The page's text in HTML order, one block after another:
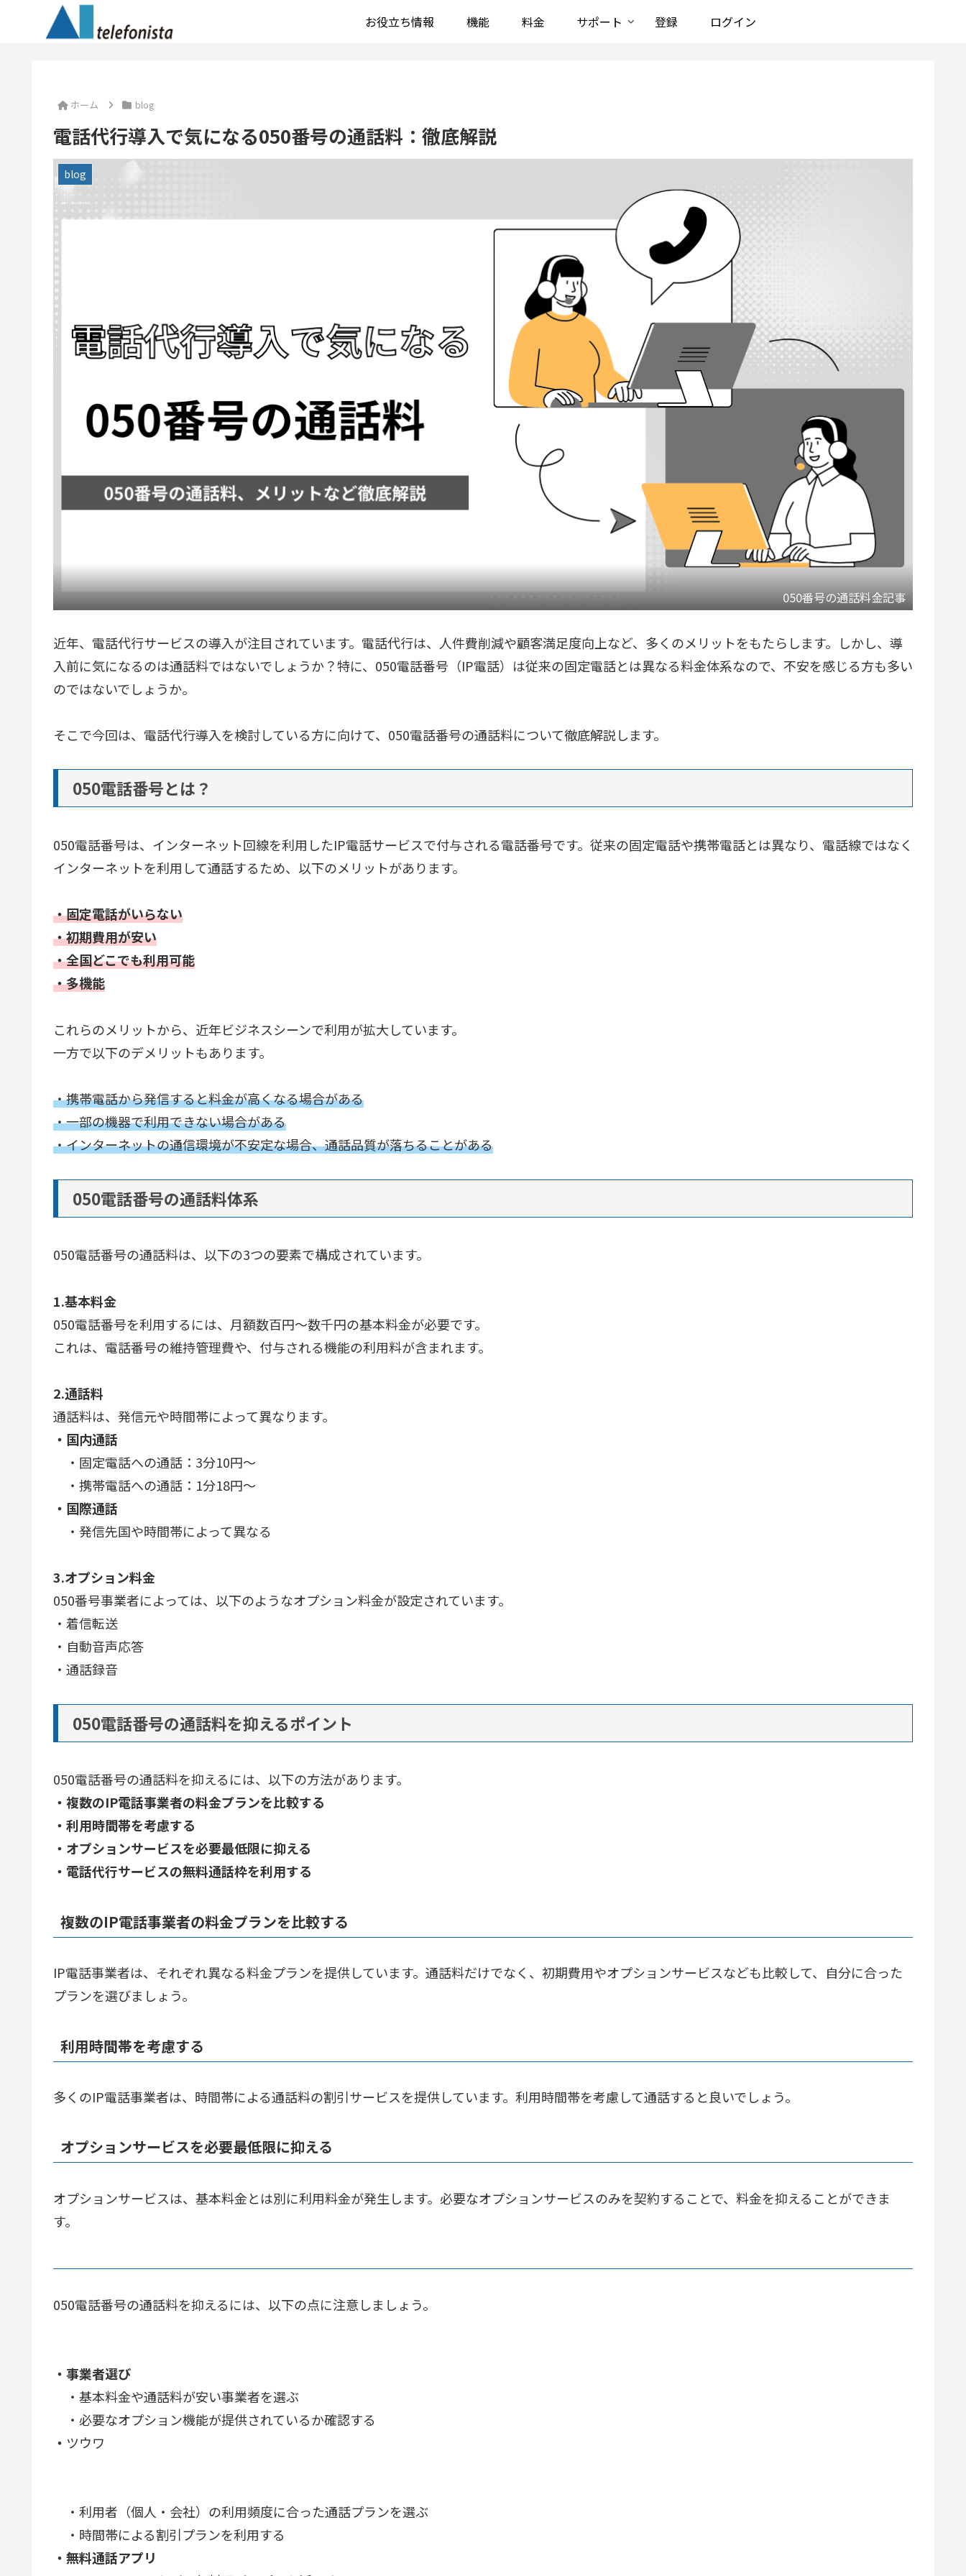
お役立ち情報 機能 料金 サポート 登録 ログイン
ホーム blog
電話代行導入で気になる050番号の通話料：徹底解説
blog
050番号の通話料金記事
近年、電話代行サービスの導入が注目されています。電話代行は、人件費削減や顧客満足度向上など、多くのメリットをもたらします。しかし、導
入前に気になるのは通話料ではないでしょうか？特に、050電話番号（IP電話）は従来の固定電話とは異なる料金体系なので、不安を感じる方も多い
のではないでしょうか。
そこで今回は、電話代行導入を検討している方に向けて、050電話番号の通話料について徹底解説します。
050電話番号とは？
050電話番号は、インターネット回線を利用したIP電話サービスで付与される電話番号です。従来の固定電話や携帯電話とは異なり、電話線ではなく
インターネットを利用して通話するため、以下のメリットがあります。
・固定電話がいらない
・初期費用が安い
・全国どこでも利用可能
・多機能
これらのメリットから、近年ビジネスシーンで利用が拡大しています。
一方で以下のデメリットもあります。
・携帯電話から発信すると料金が高くなる場合がある
・一部の機器で利用できない場合がある
・インターネットの通信環境が不安定な場合、通話品質が落ちることがある
050電話番号の通話料体系
050電話番号の通話料は、以下の3つの要素で構成されています。
1.基本料金
050電話番号を利用するには、月額数百円～数千円の基本料金が必要です。
これは、電話番号の維持管理費や、付与される機能の利用料が含まれます。
2.通話料
通話料は、発信元や時間帯によって異なります。
・国内通話
・固定電話への通話：3分10円～
・携帯電話への通話：1分18円～
・国際通話
・発信先国や時間帯によって異なる
3.オプション料金
050番号事業者によっては、以下のようなオプション料金が設定されています。
・着信転送
・自動音声応答
・通話録音
050電話番号の通話料を抑えるポイント
050電話番号の通話料を抑えるには、以下の方法があります。
・複数のIP電話事業者の料金プランを比較する
・利用時間帯を考慮する
・オプションサービスを必要最低限に抑える
・電話代行サービスの無料通話枠を利用する
複数のIP電話事業者の料金プランを比較する
IP電話事業者は、それぞれ異なる料金プランを提供しています。通話料だけでなく、初期費用やオプションサービスなども比較して、自分に合った
プランを選びましょう。
利用時間帯を考慮する
多くのIP電話事業者は、時間帯による通話料の割引サービスを提供しています。利用時間帯を考慮して通話すると良いでしょう。
オプションサービスを必要最低限に抑える
オプションサービスは、基本料金とは別に利用料金が発生します。必要なオプションサービスのみを契約することで、料金を抑えることができま
す。
050電話番号の通話料を抑えるには、以下の点に注意しましょう。
・事業者選び
・基本料金や通話料が安い事業者を選ぶ
・必要なオプション機能が提供されているか確認する
・ ツウワ
・利用者（個人・会社）の利用頻度に合った通話プランを選ぶ
・時間帯による割引プランを利用する
・無料通話アプリ